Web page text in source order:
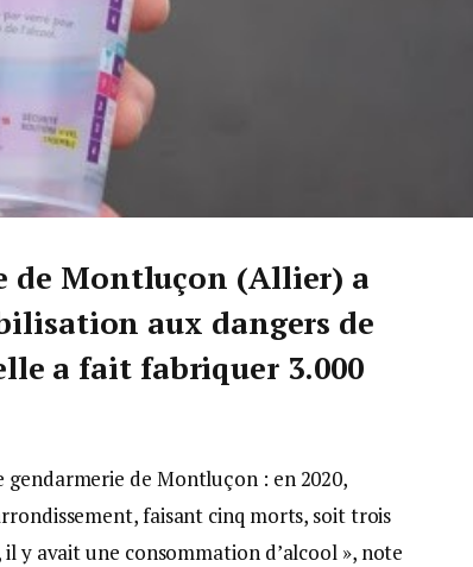
de Montluçon (Allier) a
aux dangers de
a fait fabriquer 3.000
gendarmerie de Montluçon : en 2020,
faisant cinq morts, soit trois
il y avait une consommation d’alcool », note